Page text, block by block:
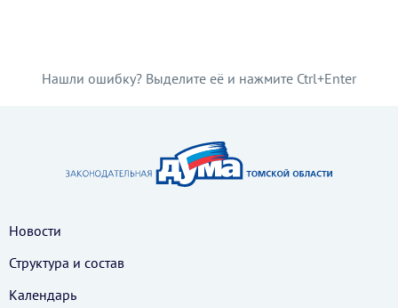
Нашли ошибку? Выделите её и нажмите Ctrl+Enter
Новости
Структура и состав
Календарь